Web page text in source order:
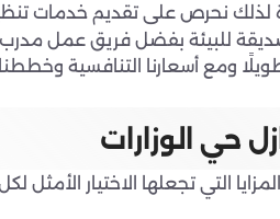
لذلك نحرص على تقديم خدمات
للبيئة بفضل فريق عمل
ومع أسعارنا التنافسية
حي الوزارات
التي تجعلها الاختيار